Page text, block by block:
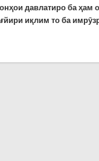
давлатиро ба ҳам
иқлим то ба
иқлимии